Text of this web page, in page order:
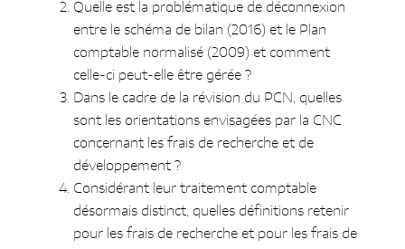
définitions retenir pour les frais de
recherche et pour les frais de
développement ?
Les frais de recherche
Les frais de développement
Distinction entre frais de
En régime LUX GAAP, quelles sont
les nouvelles règles applicables aux
Quelle est la problématique de déconnexion
entre le schéma de bilan (2016) et le Plan
comptable normalisé (2009) et comment
celle-ci peut-elle être gérée ?
Dans le cadre de la révision du PCN, quelles
sont les orientations envisagées par la CNC
concernant les frais de recherche et de
développement ?
Considérant leur traitement comptable
désormais distinct, quelles définitions retenir
pour les frais de recherche et pour les frais de